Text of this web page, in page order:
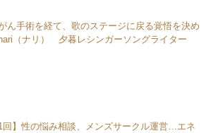
がん手術を経て、歌のステージに戻る覚悟を決め
（ナリ） 夕暮レシンガーソングライター
1回】性の悩み相談、メンズサークル運営…エネ